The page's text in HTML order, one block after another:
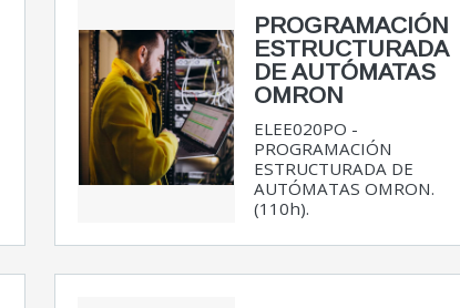
PROGRAMACIÓN
ESTRUCTURADA
DE AUTÓMATAS
OMRON
ELEE020PO -
PROGRAMACIÓN
ESTRUCTURADA DE
AUTÓMATAS OMRON.
(110h).